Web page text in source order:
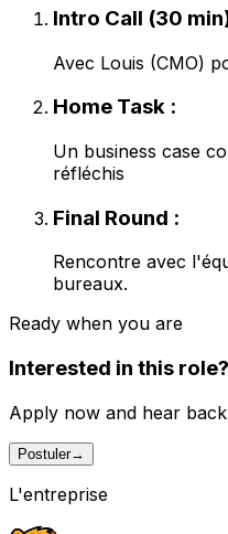
Intro Call (30
Avec Louis (CMO)
Home Task :
Un business case
réfléchis
Final Round :
Rencontre avec
bureaux.
Ready when you are
Interested in this role?
Apply now and hear
Postuler→
L'entreprise